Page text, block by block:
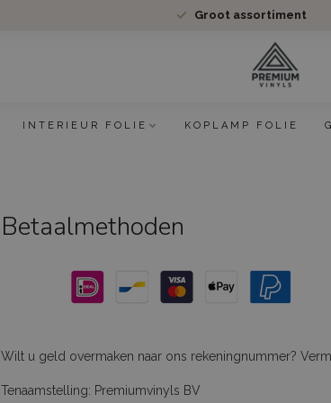
Groot assortiment
INTERIEUR FOLIE KOPLAMP FOLIE
Betaalmethoden
Wilt u geld overmaken naar ons rekeningnummer?
Tenaamstelling: Premiumvinyls BV